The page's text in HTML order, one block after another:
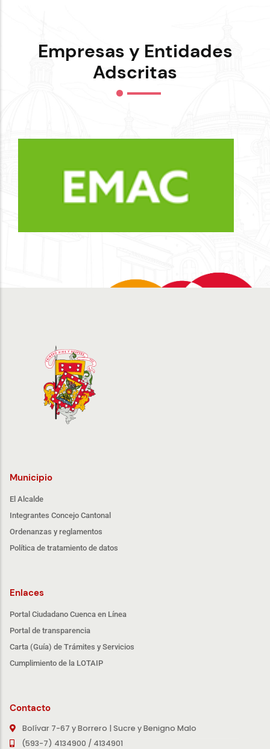
Empresas y Entidades
Adscritas
Municipio
El Alcalde
Integrantes Concejo Cantonal
Ordenanzas y reglamentos
Política de tratamiento de datos
Enlaces
Portal Ciudadano Cuenca en Línea
Portal de transparencia
Carta (Guía) de Trámites y Servicios
Cumplimiento de la LOTAIP
Contacto
Bolívar 7-67 y Borrero | Sucre y Benigno Malo
(593-7) 4134900 / 4134901